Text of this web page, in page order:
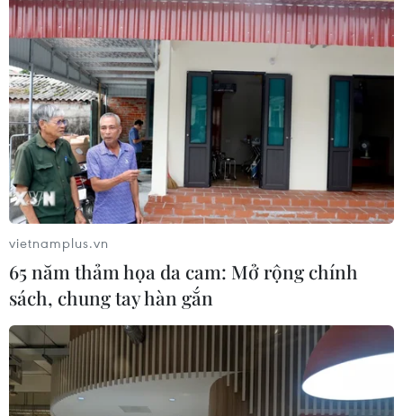
vietnamplus.vn
65 năm thảm họa da cam: Mở rộng chính
sách, chung tay hàn gắn